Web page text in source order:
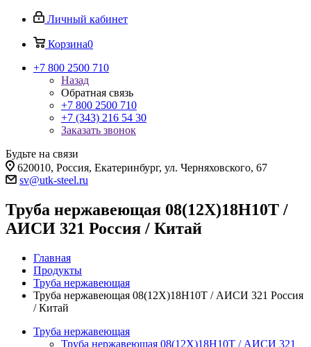
Личный кабинет
Корзина0
+7 800 2500 710
Назад
Обратная связь
+7 800 2500 710
+7 (343) 216 54 30
Заказать звонок
Будьте на связи
620010, Россия, Екатеринбург, ул. Черняховского, 67
sv@utk-steel.ru
Труба нержавеющая 08(12Х)18Н10Т /
АИСИ 321 Россия / Китай
Главная
Продукты
Труба нержавеющая
Труба нержавеющая 08(12Х)18Н10Т / АИСИ 321 Россия
/ Китай
Труба нержавеющая
Труба нержавеющая 08(12Х)18Н10Т / АИСИ 321